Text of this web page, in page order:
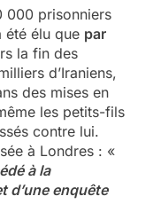
000 prisonniers
été élu que par
la fin des
d’Iraniens,
des mises en
les petits-fils
contre lui.
à Londres : «
à la
d’une enquête